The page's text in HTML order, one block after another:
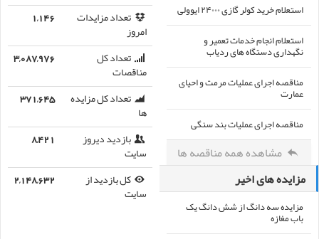
تعداد مزایدات
امروز
1,146
تعداد کل
مناقصات
3,087,976
تعداد کل مزایده
ها
371,645
بازدید دیروز
سایت
8,421
کل بازدید از
سایت
2,148,632
استعلام خرید کولر گازی ۲۴۰۰۰ ایوولی
استعلام انجام خدمات تعمیر و
نگهداری دستگاه های ردیاب
مناقصه اجرای عملیات مرمت و احیای
عمارت
مناقصه اجرای عملیات بند سنگی
مشاهده همه مناقصه ها
مزایده های اخیر
مزایده سه دانگ از شش دانگ یک
باب مغازه